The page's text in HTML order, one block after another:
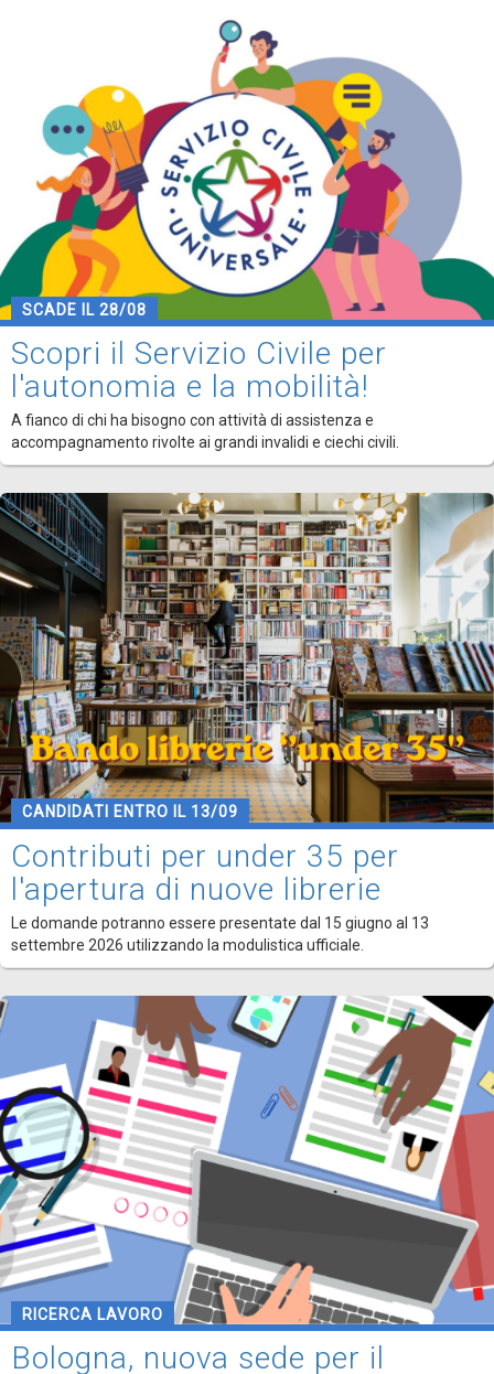
SCADE IL 28/08
Scopri il Servizio Civile per
l'autonomia e la mobilità!
A fianco di chi ha bisogno con attività di assistenza e
accompagnamento rivolte ai grandi invalidi e ciechi civili.
CANDIDATI ENTRO IL 13/09
Contributi per under 35 per
l'apertura di nuove librerie
Le domande potranno essere presentate dal 15 giugno al 13
settembre 2026 utilizzando la modulistica ufficiale.
RICERCA LAVORO
Bologna, nuova sede per il